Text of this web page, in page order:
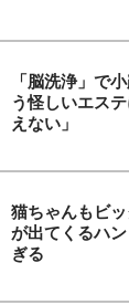
「脳洗浄」で
う怪しいエス
えない」
猫ちゃんもビ
が出てくるハ
ぎる